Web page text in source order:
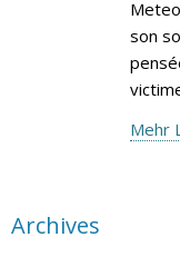
son
Mehr
Archives